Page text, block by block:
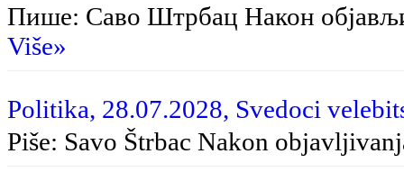
Пише: Саво Штрбац На­кон
Više»
Politika, 28.07.2028, Svedoci
Piše: Savo Štrbac Na­kon